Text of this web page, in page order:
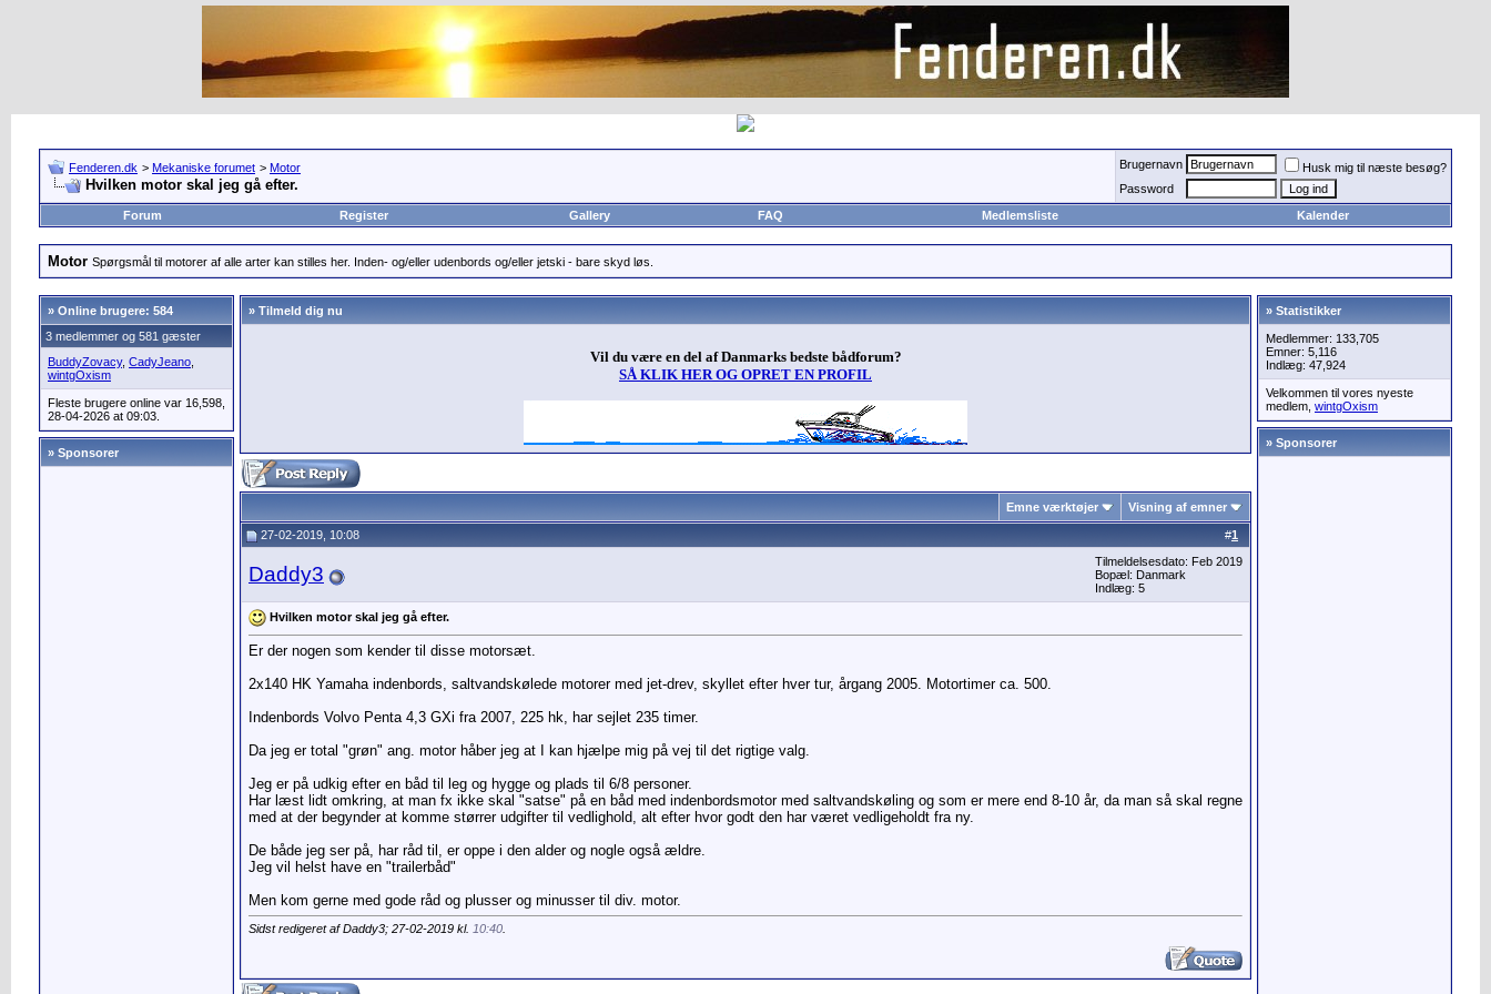
Fenderen.dk > Mekaniske forumet > Motor
Hvilken motor skal jeg gå efter.
Brugernavn
Husk mig til næste besøg?
Password
Forum
Register Gallery FAQ Medlemsliste Kalender
Motor Spørgsmål til motorer af alle arter kan stilles her. Inden- og/eller udenbords og/eller jetski - bare skyd løs.
» Online brugere: 584
3 medlemmer og 581 gæster
BuddyZovacy, CadyJeano
wintgOxism
Fleste brugere online var 16,598,
28-04-2026 at 09:03.
» Sponsorer
» Tilmeld dig nu
Vil du være en del af Danmarks bedste bådforum?
SÅ KLIK HER OG OPRET EN PROFIL
Emne værktøjer Visning af emner
#1
27-02-2019, 10:08
Daddy3
Tilmeldelsesdato: Feb 2019
Bopæl: Danmark
Indlæg: 5
Hvilken motor skal jeg gå efter.
Er der nogen som kender til disse motorsæt.
2x140 HK Yamaha indenbords, saltvandskølede motorer med jet-drev, skyllet efter hver tur, årgang 2005. Motortimer ca. 500.
Indenbords Volvo Penta 4,3 GXi fra 2007, 225 hk, har sejlet 235 timer.
Da jeg er total "grøn" ang. motor håber jeg at I kan hjælpe mig på vej til det rigtige valg.
Jeg er på udkig efter en båd til leg og hygge og plads til 6/8 personer.
Har læst lidt omkring, at man fx ikke skal "satse" på en båd med indenbordsmotor med saltvandskøling og som er mere end 8-10 år, da man så skal regne
med at der begynder at komme størrer udgifter til vedlighold, alt efter hvor godt den har været vedligeholdt fra ny.
De både jeg ser på, har råd til, er oppe i den alder og nogle også ældre.
Jeg vil helst have en "trailerbåd"
Men kom gerne med gode råd og plusser og minusser til div. motor.
Sidst redigeret af Daddy3; 27-02-2019 kl. 10:40
» Statistikker
Medlemmer: 133,705
Emner: 5,116
Indlæg: 47,924
Velkommen til vores nyeste
medlem, wintgOxism
» Sponsorer